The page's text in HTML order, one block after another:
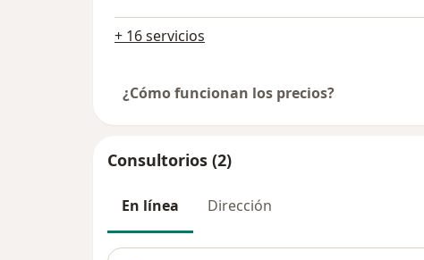
+ 16 servicios
¿Cómo funcionan los precios?
Consultorios (2)
En línea Dirección